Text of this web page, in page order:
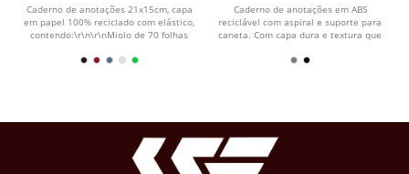
Caderno de anotações 21x15cm, capa
em papel 100% reciclado com elástico,
contendo:\r\n\r\nMiolo de 70 folhas
Caderno de anotações em ABS
reciclável com aspiral e suporte para
caneta. Com capa dura e textura que